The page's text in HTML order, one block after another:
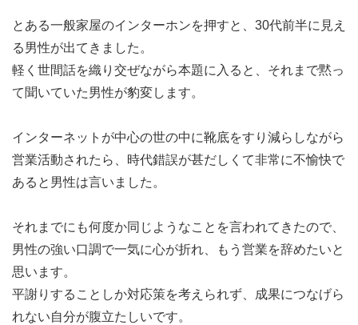
とある一般家屋のインターホンを押すと、30代前半に見え
る男性が出てきました。
軽く世間話を織り交ぜながら本題に入ると、それまで黙っ
て聞いていた男性が豹変します。
インターネットが中心の世の中に靴底をすり減らしながら
営業活動されたら、時代錯誤が甚だしくて非常に不愉快で
あると男性は言いました。
それまでにも何度か同じようなことを言われてきたので、
男性の強い口調で一気に心が折れ、もう営業を辞めたいと
思います。
平謝りすることしか対応策を考えられず、成果につなげら
れない自分が腹立たしいです。